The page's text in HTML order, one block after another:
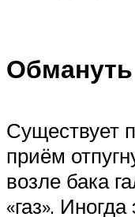
Существует
приём
возле бака
«газ».